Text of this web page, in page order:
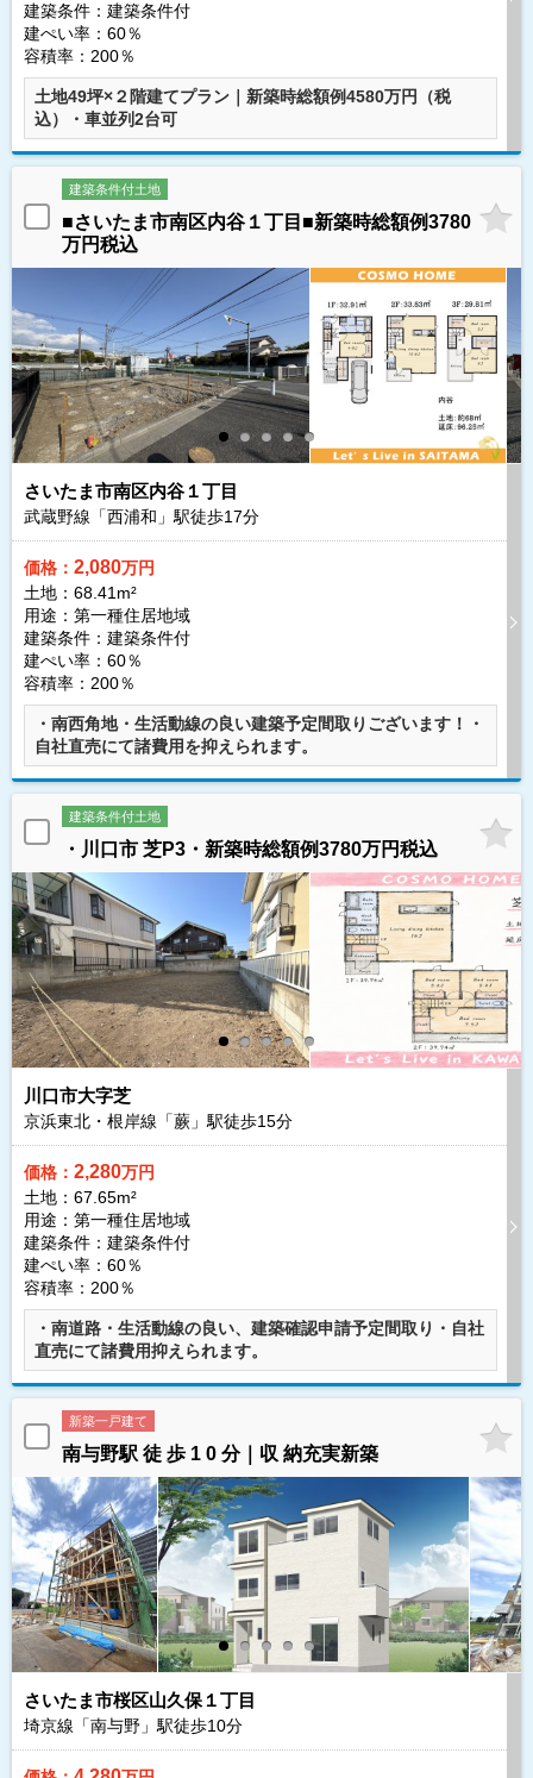
建築条件： 建築条件付
建ぺい率：60％
容積率：200％
土地49坪×２階建てプラン｜新築時総額例4580万円（税
込）・車並列2台可
建築条件付土地
■さいたま市南区内谷１丁目■新築時総額例3780
万円税込
さいたま市南区内谷１丁目
武蔵野線「西浦和」駅徒歩17分
価格： 2,080万円
土地：68.41m²
用途：第一種住居地域
建築条件： 建築条件付
建ぺい率：60％
容積率：200％
・南西角地・生活動線の良い建築予定間取りございます！・
自社直売にて諸費用を抑えられます。
建築条件付土地
・川口市 芝P3・新築時総額例3780万円税込
川口市大字芝
京浜東北・根岸線「蕨」駅徒歩15分
価格： 2,280万円
土地：67.65m²
用途：第一種住居地域
建築条件： 建築条件付
建ぺい率：60％
容積率：200％
・南道路・生活動線の良い、建築確認申請予定間取り・自社
直売にて諸費用抑えられます。
新築一戸建て
南与野駅 徒 歩 1 0 分｜収 納充実新築
さいたま市桜区山久保１丁目
埼京線「南与野」駅徒歩10分